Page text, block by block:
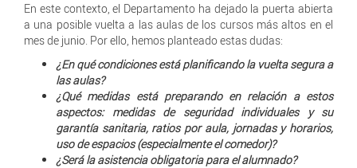
En este contexto, el Departamento ha dejado la puerta abierta
a una posible vuelta a las aulas de los cursos más altos en el
mes de junio. Por ello, hemos planteado estas dudas:
¿En qué condiciones está planificando la vuelta segura a
las aulas?
¿Qué medidas está preparando en relación a estos
aspectos: medidas de seguridad individuales y su
garantía sanitaria, ratios por aula, jornadas y horarios,
uso de espacios (especialmente el comedor)?
¿Será la asistencia obligatoria para el alumnado?